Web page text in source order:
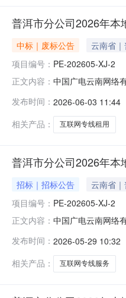
普洱市分公司2026年本
中标｜废标公告 云南省
项目编号： PE-202605-XJ-2
正文内容： 中国广电云南网络
国广电云南网络有
发布时间： 2026-06-03 11:44
相关产品：
互联网专线租用
普洱市分公司2026年本
招标｜招标公告 云南省
项目编号： PE-202605-XJ-2
正文内容： 中国广电云南网络
分公司1.4采购方
发布时间： 2026-05-29 10:32
相关产品：
互联网专线服务